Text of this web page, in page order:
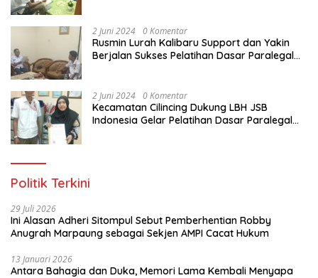
2 Juni 2024 0 Komentar
Rusmin Lurah Kalibaru Support dan Yakin
Berjalan Sukses Pelatihan Dasar Paralegal
2 Juni 2024 0 Komentar
Kecamatan Cilincing Dukung LBH JSB
Indonesia Gelar Pelatihan Dasar Paralegal
Politik Terkini
29 Juli 2026
Ini Alasan Adheri Sitompul Sebut Pemberhentian Robby
Anugrah Marpaung sebagai Sekjen AMPI Cacat Hukum
13 Januari 2026
Antara Bahagia dan Duka, Memori Lama Kembali Menyapa